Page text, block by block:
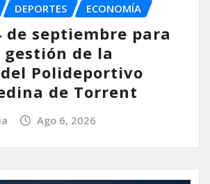
DEPORTES ECONOMÍA
de septiembre para
de la
Polideportivo
de Torrent
Ago 6, 2026